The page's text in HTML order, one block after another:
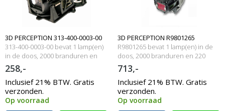
3D PERCEPTION 313-400-0003-00
Originele lamp met behuizing
313-400-0003-00 bevat 1 lamp(en)
in de doos, 2000 branduren en
250 Watt
258,-
Inclusief 21% BTW. Gratis
verzonden.
Op voorraad
3D PERCEPTION R9801265
Originele lampmodule
R9801265 bevat 1 lamp(en) in de
doos, 2000 branduren en 220
Watt
713,-
Inclusief 21% BTW. Gratis
verzonden.
Op voorraad